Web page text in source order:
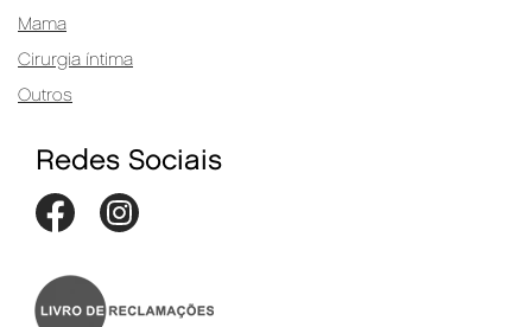
Mama
Cirurgia íntima
Outros
Redes Sociais